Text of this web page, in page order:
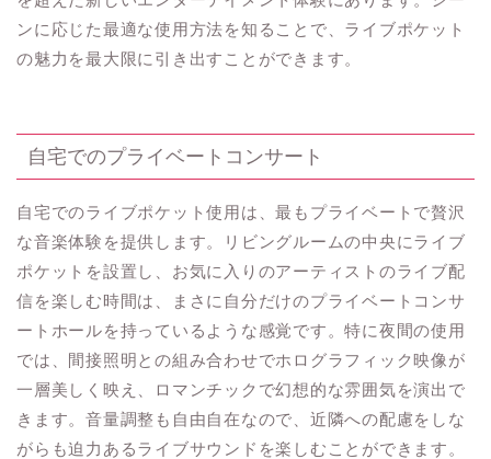
ンに応じた最適な使用方法を知ることで、ライブポケット
の魅力を最大限に引き出すことができます。
自宅でのプライベートコンサート
自宅でのライブポケット使用は、最もプライベートで贅沢
な音楽体験を提供します。リビングルームの中央にライブ
ポケットを設置し、お気に入りのアーティストのライブ配
信を楽しむ時間は、まさに自分だけのプライベートコンサ
ートホールを持っているような感覚です。特に夜間の使用
では、間接照明との組み合わせでホログラフィック映像が
一層美しく映え、ロマンチックで幻想的な雰囲気を演出で
きます。音量調整も自由自在なので、近隣への配慮をしな
がらも迫力あるライブサウンドを楽しむことができます。